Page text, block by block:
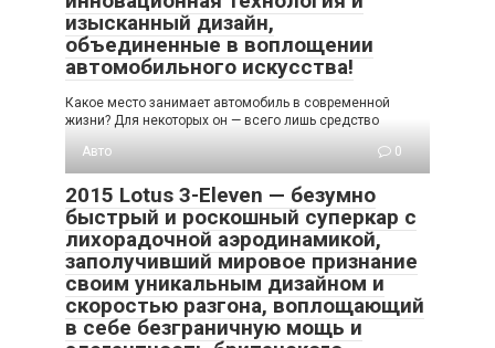
изысканный дизайн,
объединенные в воплощении
автомобильного искусства!
Какое место занимает автомобиль в современной
жизни? Для некоторых он — всего лишь средство
Авто
0
2015 Lotus 3-Eleven — безумно
быстрый и роскошный суперкар с
лихорадочной аэродинамикой,
заполучивший мировое признание
своим уникальным дизайном и
скоростью разгона, воплощающий
в себе безграничную мощь и